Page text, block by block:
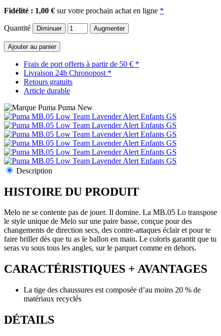
Fidélité : 1,00 € sur votre prochain achat en ligne *
Quantité Diminuer Augmenter
Ajouter au panier
Frais de port offerts à partir de 50 € *
Livraison 24h Chronopost *
Retours gratuits
Article durable
Puma New
Description
HISTOIRE DU PRODUIT
Melo ne se contente pas de jouer. Il domine. La MB.05 Lo transpose
le style unique de Melo sur une paire basse, conçue pour des
changements de direction secs, des contre-attaques éclair et pour te
faire briller dès que tu as le ballon en main. Le coloris garantit que tu
seras vu sous tous les angles, sur le parquet comme en dehors.
CARACTÉRISTIQUES + AVANTAGES
La tige des chaussures est composée d’au moins 20 % de
matériaux recyclés
DÉTAILS